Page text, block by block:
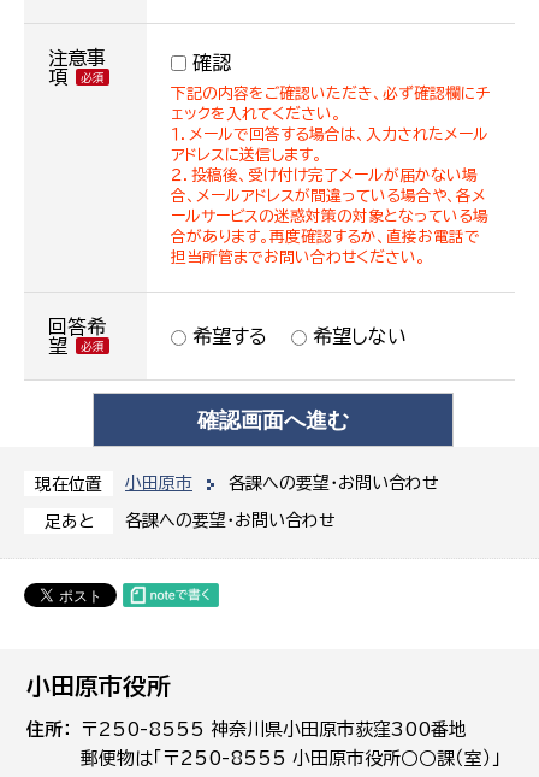
現在位置 小田原市 各課への要望・お問い合わせ
足あと 各課への要望・お問い合わせ
注意事
項
確認
下記の内容をご確認いただき、必ず確認欄にチ
ェックを入れてください。
１．メールで回答する場合は、入力されたメール
アドレスに送信します。
２．投稿後、受け付け完了メールが届かない場
合、メールアドレスが間違っている場合や、各メ
ールサービスの迷惑対策の対象となっている場
合があります。再度確認するか、直接お電話で
担当所管までお問い合わせください。
回答希
望
希望する 希望しない
小田原市役所
住所
〒250-8555 神奈川県小田原市荻窪300番地
郵便物は「〒250-8555 小田原市役所○○課（室）」